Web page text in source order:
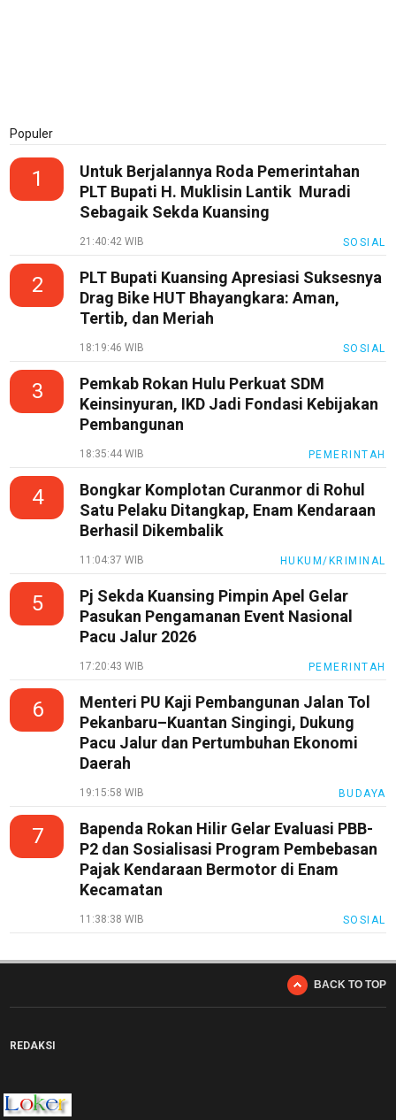
Populer
1
Untuk Berjalannya Roda Pemerintahan
PLT Bupati H. Muklisin Lantik Muradi
Sebagaik Sekda Kuansing
21:40:42 WIB SOSIAL
2
PLT Bupati Kuansing Apresiasi Suksesnya
Drag Bike HUT Bhayangkara: Aman,
Tertib, dan Meriah
18:19:46 WIB SOSIAL
3
Pemkab Rokan Hulu Perkuat SDM
Keinsinyuran, IKD Jadi Fondasi Kebijakan
Pembangunan
18:35:44 WIB PEMERINTAH
4
Bongkar Komplotan Curanmor di Rohul
Satu Pelaku Ditangkap, Enam Kendaraan
Berhasil Dikembalik
11:04:37 WIB HUKUM/KRIMINAL
5
Pj Sekda Kuansing Pimpin Apel Gelar
Pasukan Pengamanan Event Nasional
Pacu Jalur 2026
17:20:43 WIB PEMERINTAH
6
Menteri PU Kaji Pembangunan Jalan Tol
Pekanbaru–Kuantan Singingi, Dukung
Pacu Jalur dan Pertumbuhan Ekonomi
Daerah
19:15:58 WIB BUDAYA
7
Bapenda Rokan Hilir Gelar Evaluasi PBB-
P2 dan Sosialisasi Program Pembebasan
Pajak Kendaraan Bermotor di Enam
Kecamatan
11:38:38 WIB SOSIAL
BACK TO TOP
REDAKSI